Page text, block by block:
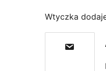
Wtyczka